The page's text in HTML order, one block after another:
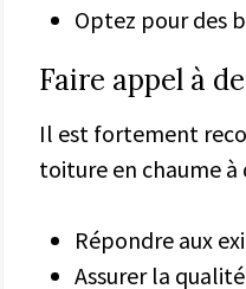
Optez pour des
Faire appel à
Il est fortement
toiture en chaume
Répondre aux
Assurer la